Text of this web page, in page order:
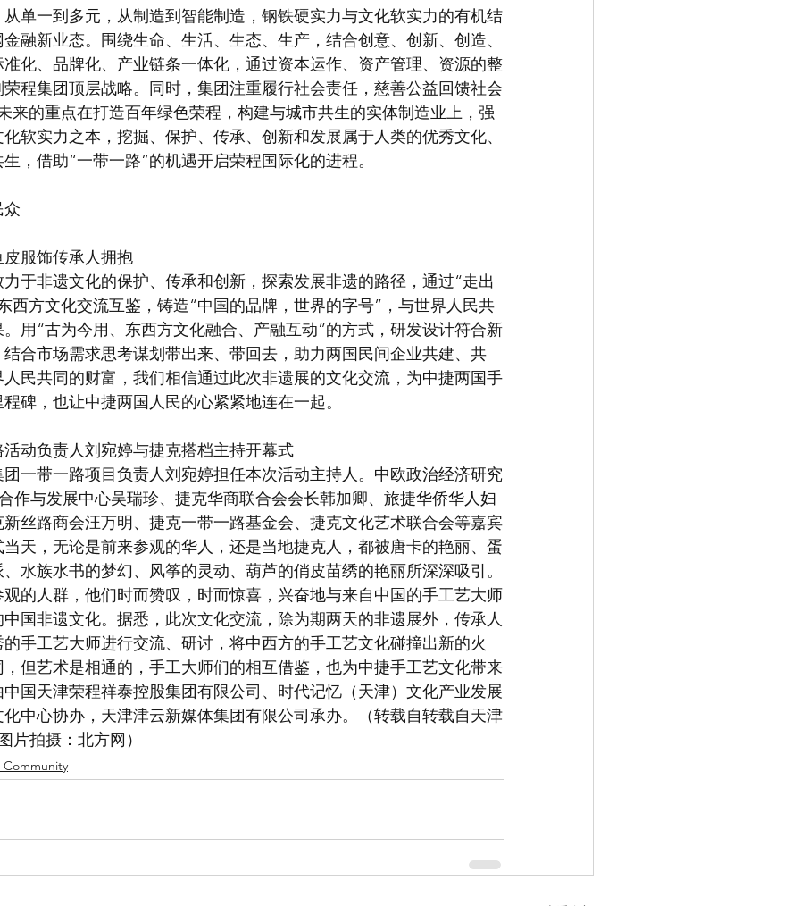
单一到多元，从制造到智能制造，钢铁硬实力与文化软实力的有机结
融新业态。围绕生命、生活、生态、生产，结合创意、创新、创造、
化、品牌化、产业链条一体化，通过资本运作、资产管理、资源的整
程集团顶层战略。同时，集团注重履行社会责任，慈善公益回馈社会
来的重点在打造百年绿色荣程，构建与城市共生的实体制造业上，强
软实力之本，挖掘、保护、传承、创新和发展属于人类的优秀文化、
，借助“一带一路”的机遇开启荣程国际化的进程。
众
服饰传承人拥抱
非遗文化的保护、传承和创新，探索发展非遗的路径，通过“走出
西方文化交流互鉴，铸造“中国的品牌，世界的字号”，与世界人民共
用“古为今用、东西方文化融合、产融互动”的方式，研发设计符合新
合市场需求思考谋划带出来、带回去，助力两国民间企业共建、共
民共同的财富，我们相信通过此次非遗展的文化交流，为中捷两国手
碑，也让中捷两国人民的心紧紧地连在一起。
负责人刘宛婷与捷克搭档主持开幕式
带一路项目负责人刘宛婷担任本次活动主持人。中欧政治经济研究
作与发展中心吴瑞珍、捷克华商联合会会长韩加卿、旅捷华侨华人妇
丝路商会汪万明、捷克一带一路基金会、捷克文化艺术联合会等嘉宾
天，无论是前来参观的华人，还是当地捷克人，都被唐卡的艳丽、蛋
水族水书的梦幻、风筝的灵动、葫芦的俏皮苗绣的艳丽所深深吸引。
的人群，他们时而赞叹，时而惊喜，兴奋地与来自中国的手工艺大师
国非遗文化。据悉，此次文化交流，除为期两天的非遗展外，传承人
手工艺大师进行交流、研讨，将中西方的手工艺文化碰撞出新的火
但艺术是相通的，手工大师们的相互借鉴，也为中捷手工艺文化带来
国天津荣程祥泰控股集团有限公司、时代记忆（天津）文化产业发展
中心协办，天津津云新媒体集团有限公司承办。（转载自转载自天津
片拍摄：北方网）
Community